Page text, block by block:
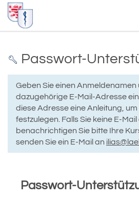
Passwort-
Geben Sie einen Anmeldenamen
dazugehörige E-Mail-Adresse
diese Adresse eine Anleitung,
festzulegen. Falls Sie keine E-Mail
benachrichtigen Sie bitte Ihre
senden Sie ein E-Mail an
Passwort-